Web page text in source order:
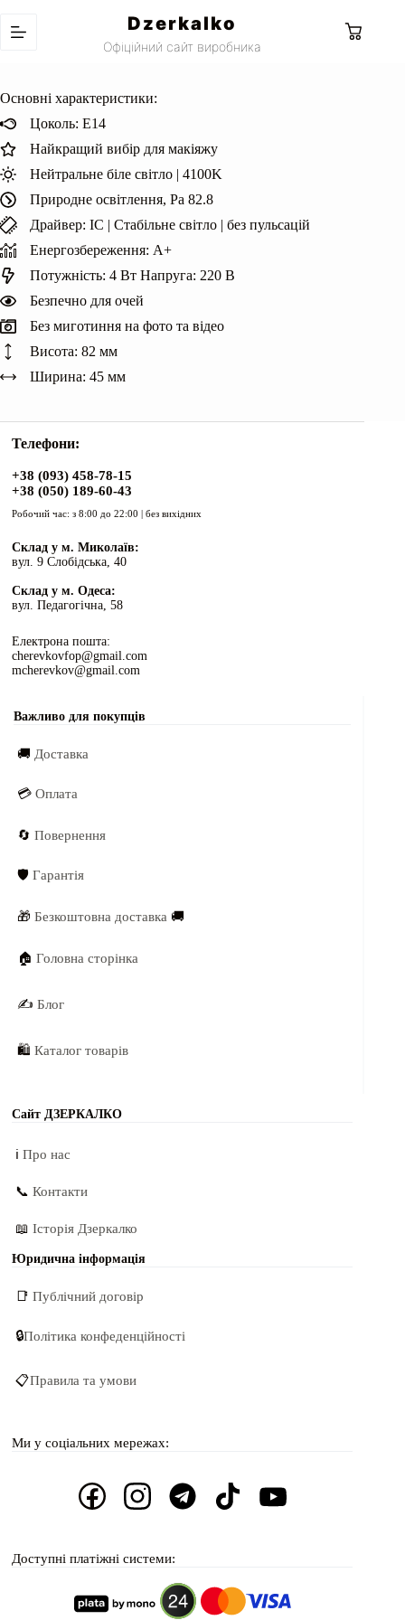
до
вмісту
Dzerkalko
Офіційний сайт виробника
Кошик
Основні характеристики:
Цоколь: Е14
Найкращий вибір для макіяжу
Нейтральне біле світло | 4100K
Природне освітлення, Ра 82.8
Драйвер: IC | Cтабільне світло | без пульсацій
Енергозбереження: А+
Потужність: 4 Вт Напруга: 220 В
Безпечно для очей
Без миготиння на фото та відео
Висота: 82 мм
Ширина: 45 мм
Телефони:
+38 (093) 458-78-15
+38 (050) 189-60-43
Робочий час: з 8:00 до 22:00 | без вихідних
Склад у м. Миколаїв:
вул. 9 Слобідська, 40
Склад у м. Одеса:
вул. Педагогічна, 58
Електрона пошта:
cherevkovfop@gmail.com
mcherevkov@gmail.com
Важливо для покупців
🚚 Доставка
💳Оплата
🔄Повернення
🛡️Гарантія
🎁Безкоштовна доставка 🚚
🏠Головна сторінка
✍️Блог
🛍️Каталог товарів
Сайт ДЗЕРКАЛКО
ℹ️Про нас
📞Контакти
📖Історія Дзеркалко
Юридична інформація
📑Публічний договір
🔒Політика конфеденційності
📋Правила та умови
Ми у соціальних мережах:
Доступні платіжні системи: